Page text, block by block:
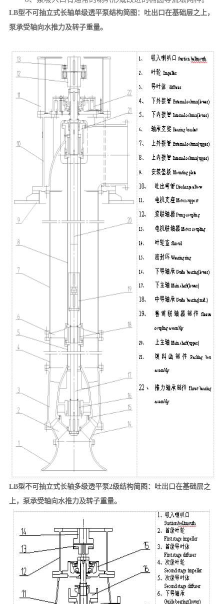
LB型不可抽立式长轴单级透平泵结构简图：
吐出口在基础层之上，
泵承受轴向水推力及转子重量。
LB型不可抽立式长轴多级透平泵2级结构简图：吐出口在基础层之
上，泵承受轴向水推力及转子重量。